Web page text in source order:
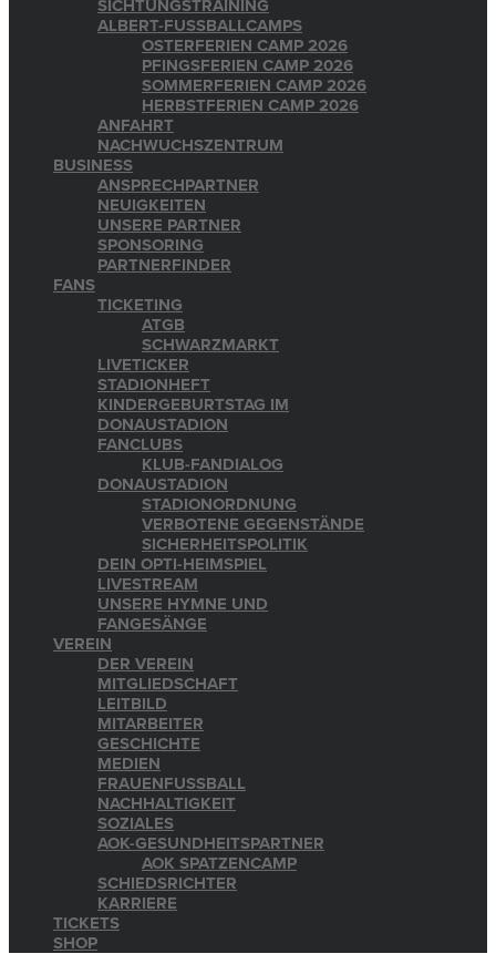
SICHTUNGSTRAINING
ALBERT-FUSSBALLCAMPS
OSTERFERIEN CAMP 2026
PFINGSFERIEN CAMP 2026
SOMMERFERIEN CAMP 2026
HERBSTFERIEN CAMP 2026
ANFAHRT
NACHWUCHSZENTRUM
BUSINESS
ANSPRECHPARTNER
NEUIGKEITEN
UNSERE PARTNER
SPONSORING
PARTNERFINDER
FANS
TICKETING
ATGB
SCHWARZMARKT
LIVETICKER
STADIONHEFT
KINDERGEBURTSTAG IM
DONAUSTADION
FANCLUBS
KLUB-FANDIALOG
DONAUSTADION
STADIONORDNUNG
VERBOTENE GEGENSTÄNDE
SICHERHEITSPOLITIK
DEIN OPTI-HEIMSPIEL
LIVESTREAM
UNSERE HYMNE UND
FANGESÄNGE
VEREIN
DER VEREIN
MITGLIEDSCHAFT
LEITBILD
MITARBEITER
GESCHICHTE
MEDIEN
FRAUENFUSSBALL
NACHHALTIGKEIT
SOZIALES
AOK-GESUNDHEITSPARTNER
AOK SPATZENCAMP
SCHIEDSRICHTER
KARRIERE
TICKETS
SHOP